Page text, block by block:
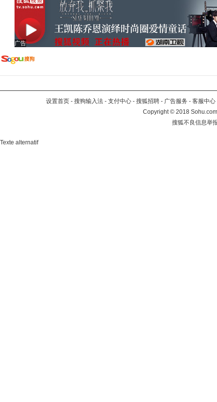
广告
设置首页 - 搜狗输入法 - 支付中心 - 搜狐招聘 - 广告服务 - 客服中心
Copyright©2018
搜狐不良信息举
Texte alternatif